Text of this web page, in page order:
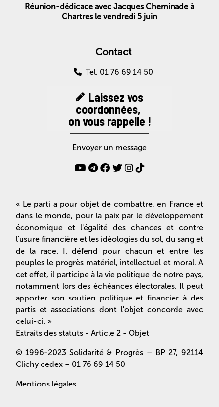
Réunion-dédicace avec Jacques Cheminade à
Chartres le vendredi 5 juin
Contact
Tel. 01 76 69 14 50
Laissez vos
coordonnées,
on vous rappelle !
Envoyer un message
« Le parti a pour objet de combattre, en France et
dans le monde, pour la paix par le développement
économique et l'égalité des chances et contre
l'usure financière et les idéologies du sol, du sang et
de la race. Il défend pour chacun et entre les
peuples le progrès matériel, intellectuel et moral. A
cet effet, il participe à la vie politique de notre pays,
notamment lors des échéances électorales. Il peut
apporter son soutien politique et financier à des
partis et associations dont l'objet concorde avec
celui-ci. »
Extraits des statuts - Article 2 - Objet
© 1996-2023 Solidarité & Progrès – BP 27, 92114
Clichy cedex – 01 76 69 14 50
Mentions légales